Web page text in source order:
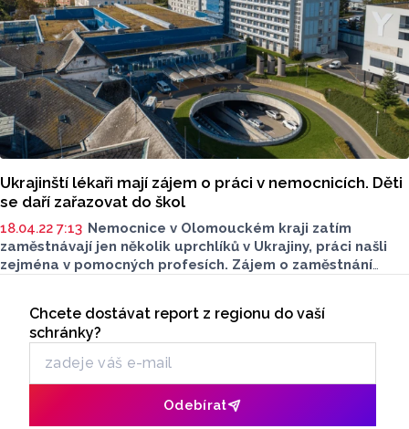
Yuliyou Krasylenko, která pracuje na Katedře
biotechnologie UP už od roku 2017.
Ukrajinští lékaři mají zájem o práci v nemocnicích. Děti
se daří zařazovat do škol
18.04.22 7:13 Nemocnice v Olomouckém kraji zatím
zaměstnávají jen několik uprchlíků v Ukrajiny, práci našli
zejména v pomocných profesích. Zájem o zaměstnání
profese v ČR. V kraji se daří děti ukrajinských uprchlíků
zařazovat do škol, vyplývá z ankety ČTK.
Odběr newsletteru
Chcete dostávat report z regionu do vaší
schránky?
Odebírat